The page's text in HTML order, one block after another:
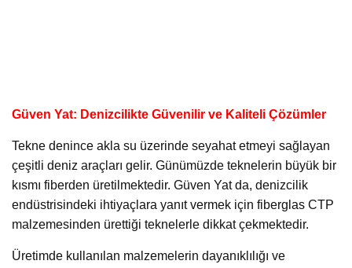
Güven Yat: Denizcilikte Güvenilir ve Kaliteli Çözümler
Tekne denince akla su üzerinde seyahat etmeyi sağlayan
çeşitli deniz araçları gelir. Günümüzde teknelerin büyük bir
kısmı fiberden üretilmektedir. Güven Yat da, denizcilik
endüstrisindeki ihtiyaçlara yanıt vermek için fiberglas CTP
malzemesinden ürettiği teknelerle dikkat çekmektedir.
Üretimde kullanılan malzemelerin dayanıklılığı ve